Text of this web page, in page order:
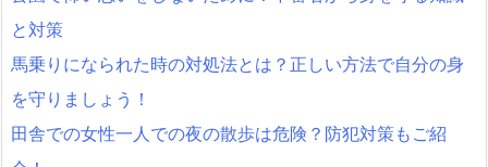
と対策
馬乗りになられた時の対処法とは？正しい方法で自分の身
を守りましょう！
田舎での女性一人での夜の散歩は危険？防犯対策もご紹